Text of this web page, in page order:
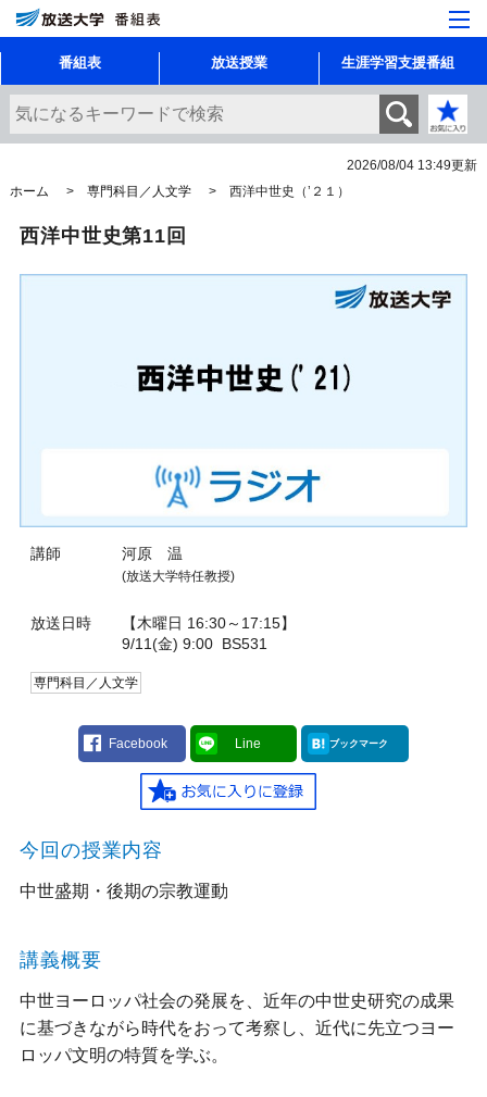
番組表 放送授業 生涯学習支援番組
2026/08/04 13:49更新
ホーム
専門科目／人文学 西洋中世史（’２１）
西洋中世史第11回
講師 河原 温
(放送大学特任教授)
放送日時
【木曜日 16:30～17:15】
9/11(金) 9:00BS531
専門科目／人文学
Facebook Line ブックマーク
今回の授業内容
中世盛期・後期の宗教運動
講義概要
中世ヨーロッパ社会の発展を、近年の中世史研究の成果
に基づきながら時代をおって考察し、近代に先立つヨー
ロッパ文明の特質を学ぶ。